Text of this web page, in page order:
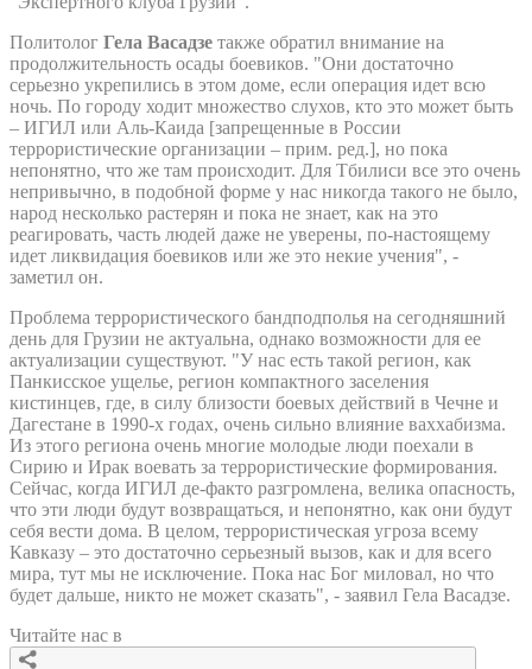
Политолог Гела Васадзе также обратил внимание на
продолжительность осады боевиков. "Они достаточно
серьезно укрепились в этом доме, если операция идет всю
ночь. По городу ходит множество слухов, кто это может быть
– ИГИЛ или Аль-Каида [запрещенные в России
террористические организации – прим. ред.], но пока
непонятно, что же там происходит. Для Тбилиси все это очень
непривычно, в подобной форме у нас никогда такого не было,
народ несколько растерян и пока не знает, как на это
реагировать, часть людей даже не уверены, по-настоящему
идет ликвидация боевиков или же это некие учения", -
заметил он.
Проблема террористического бандподполья на сегодняшний
день для Грузии не актуальна, однако возможности для ее
актуализации существуют. "У нас есть такой регион, как
Панкисское ущелье, регион компактного заселения
кистинцев, где, в силу близости боевых действий в Чечне и
Дагестане в 1990-х годах, очень сильно влияние ваххабизма.
Из этого региона очень многие молодые люди поехали в
Сирию и Ирак воевать за террористические формирования.
Сейчас, когда ИГИЛ де-факто разгромлена, велика опасность,
что эти люди будут возвращаться, и непонятно, как они будут
себя вести дома. В целом, террористическая угроза всему
Кавказу – это достаточно серьезный вызов, как и для всего
мира, тут мы не исключение. Пока нас Бог миловал, но что
будет дальше, никто не может сказать", - заявил Гела Васадзе.
Читайте нас в